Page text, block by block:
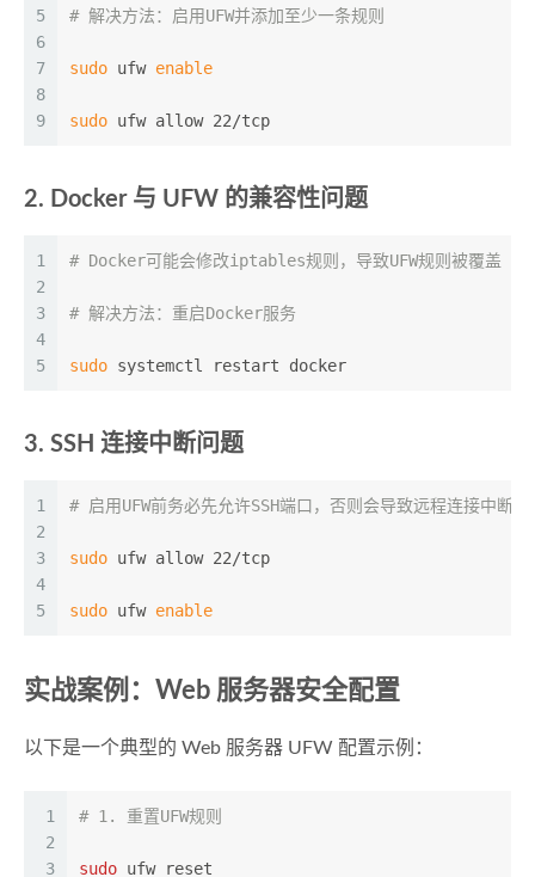
5
6
7
8
9
# 解决方法：启用UFW并添加至少一条规则
sudo ufw enable
sudo ufw allow 22/tcp
2. Docker 与 UFW 的兼容性问题
1
2
3
4
5
# Docker可能会修改iptables规则，导致UFW规则被覆盖
# 解决方法：重启Docker服务
sudo systemctl restart docker
3. SSH 连接中断问题
1
2
3
4
5
# 启用UFW前务必先允许SSH端口，否则会导致远程连接中断
sudo ufw allow 22/tcp
sudo ufw enable
实战案例：Web 服务器安全配置
以下是一个典型的 Web 服务器 UFW 配置示例：
1
2
3
# 1. 重置UFW规则
sudo ufw reset